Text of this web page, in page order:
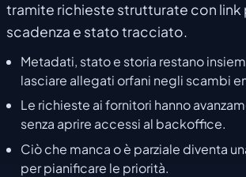
tramite richieste strutturate con
scadenza e stato tracciato.
Metadati, stato e storia restano
lasciare allegati orfani negli scambi
Le richieste ai fornitori hanno
senza aprire accessi al backoffice.
Ciò che manca o è parziale diventa
per pianificare le priorità.